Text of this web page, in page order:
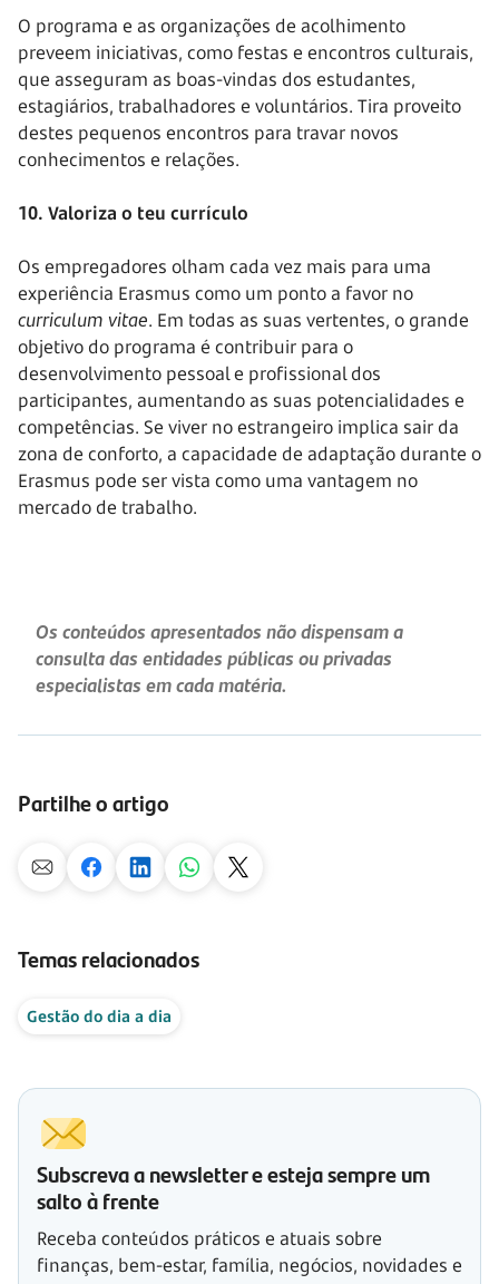
O programa e as organizações de acolhimento
preveem iniciativas, como festas e encontros culturais,
que asseguram as boas-vindas dos estudantes,
estagiários, trabalhadores e voluntários. Tira proveito
destes pequenos encontros para travar novos
conhecimentos e relações.
10. Valoriza o teu currículo
Os empregadores olham cada vez mais para uma
experiência Erasmus como um ponto a favor no
curriculum vitae. Em todas as suas vertentes, o grande
objetivo do programa é contribuir para o
desenvolvimento pessoal e profissional dos
participantes, aumentando as suas potencialidades e
competências. Se viver no estrangeiro implica sair da
zona de conforto, a capacidade de adaptação durante o
Erasmus pode ser vista como uma vantagem no
mercado de trabalho.
Os conteúdos apresentados não dispensam a
consulta das entidades públicas ou privadas
especialistas em cada matéria.
Partilhe o artigo
Temas relacionados
Gestão do dia a dia
Subscreva a newsletter e esteja sempre um
salto à frente
Receba conteúdos práticos e atuais sobre
finanças, bem-estar, família, negócios, novidades e